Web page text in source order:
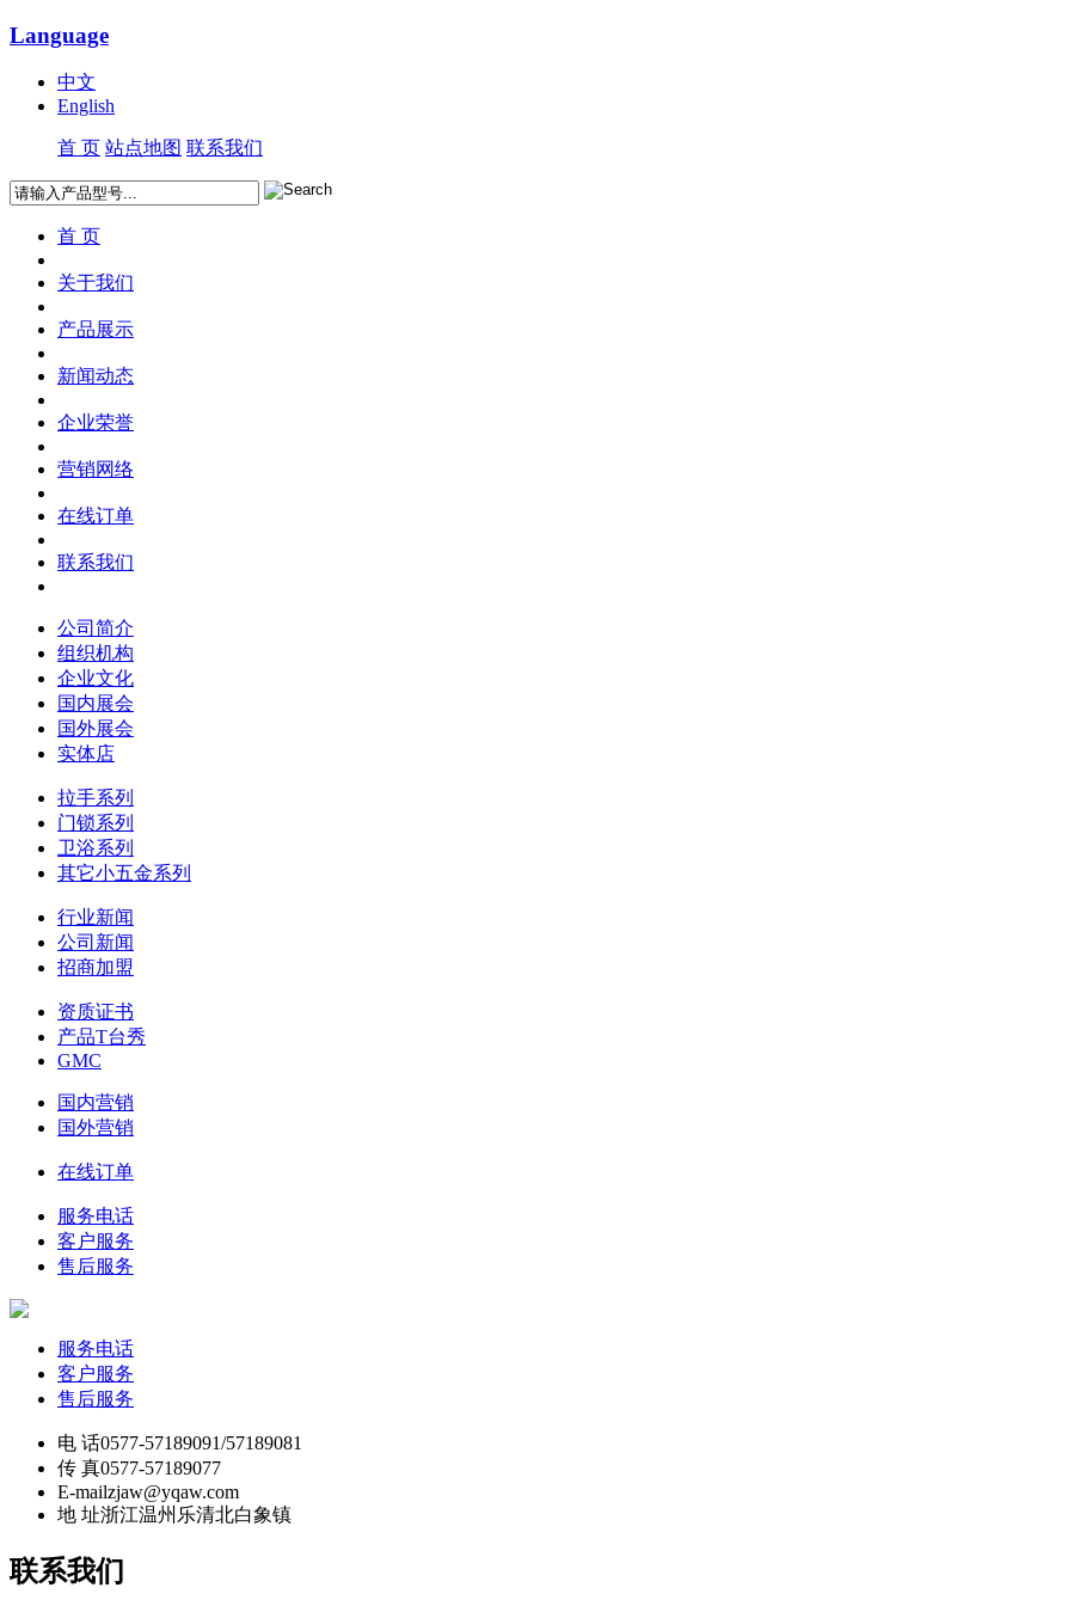
Language
中文
English
首 页 站点地图 联系我们
首 页
关于我们
产品展示
新闻动态
企业荣誉
营销网络
在线订单
联系我们
公司简介
组织机构
企业文化
国内展会
国外展会
实体店
拉手系列
门锁系列
卫浴系列
其它小五金系列
行业新闻
公司新闻
招商加盟
资质证书
产品T台秀
GMC
国内营销
国外营销
在线订单
服务电话
客户服务
售后服务
服务电话
客户服务
售后服务
电 话0577-57189091/57189081
传 真0577-57189077
E-mailzjaw@yqaw.com
地 址浙江温州乐清北白象镇
联系我们